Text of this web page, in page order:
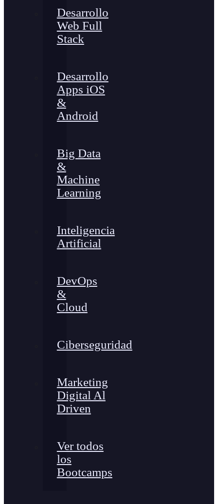
Desarrollo
Web Full
Stack
Desarrollo
Apps iOS
&
Android
Big Data
&
Machine
Learning
Inteligencia
Artificial
DevOps
&
Cloud
Ciberseguridad
Marketing
Digital Al
Driven
Ver todos
los
Bootcamps